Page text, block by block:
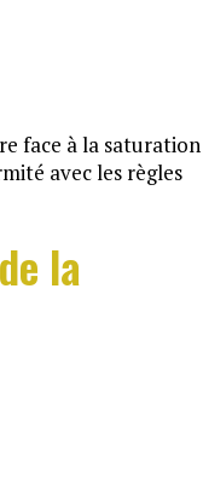
face à la saturation
avec les règles
la